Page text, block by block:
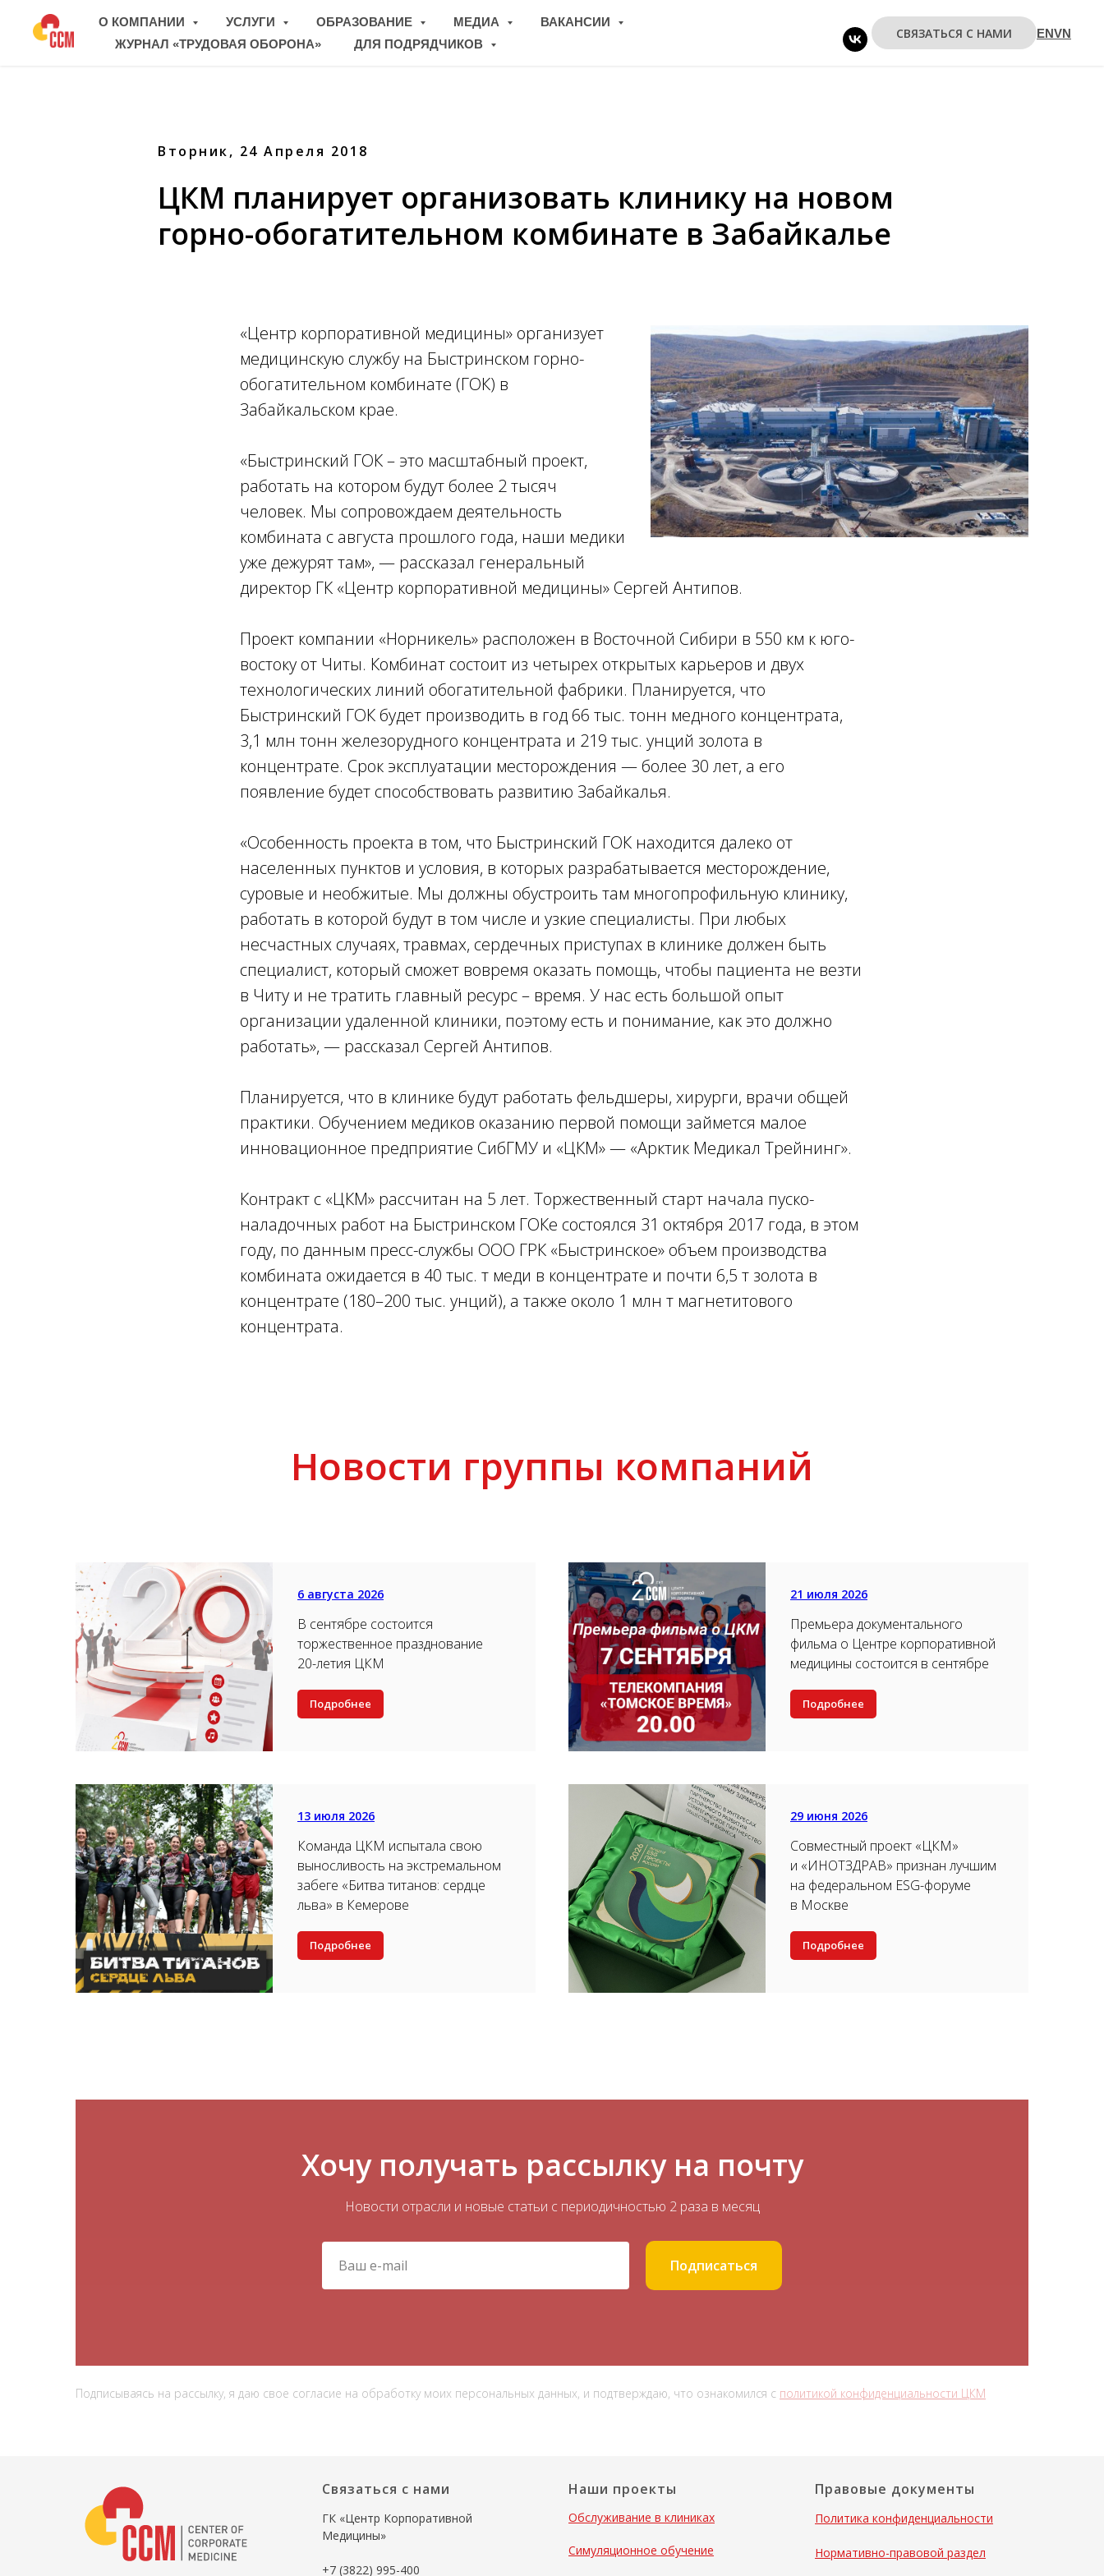
О КОМПАНИИ УСЛУГИ ОБРАЗОВАНИЕ МЕДИА
ВАКАНСИИ
ЖУРНАЛ «ТРУДОВАЯ ОБОРОНА»
ДЛЯ ПОДРЯДЧИКОВ
СВЯЗАТЬСЯ С НАМИ ENVN
Вторник, 24 Апреля 2018
ЦКМ планирует организовать клинику на новом
горно-обогатительном комбинате в Забайкалье
«Центр корпоративной медицины» организует
медицинскую службу на Быстринском горно-
обогатительном комбинате (ГОК) в
Забайкальском крае.
«Быстринский ГОК – это масштабный проект,
работать на котором будут более 2 тысяч
человек. Мы сопровождаем деятельность
комбината с августа прошлого года, наши медики
уже дежурят там», — рассказал генеральный
директор ГК «Центр корпоративной медицины» Сергей Антипов.
Проект компании «Норникель» расположен в Восточной Сибири в 550 км к юго-
востоку от Читы. Комбинат состоит из четырех открытых карьеров и двух
технологических линий обогатительной фабрики. Планируется, что
Быстринский ГОК будет производить в год 66 тыс. тонн медного концентрата,
3,1 млн тонн железорудного концентрата и 219 тыс. унций золота в
концентрате. Срок эксплуатации месторождения — более 30 лет, а его
появление будет способствовать развитию Забайкалья.
«Особенность проекта в том, что Быстринский ГОК находится далеко от
населенных пунктов и условия, в которых разрабатывается месторождение,
суровые и необжитые. Мы должны обустроить там многопрофильную клинику,
работать в которой будут в том числе и узкие специалисты. При любых
несчастных случаях, травмах, сердечных приступах в клинике должен быть
специалист, который сможет вовремя оказать помощь, чтобы пациента не везти
в Читу и не тратить главный ресурс – время. У нас есть большой опыт
организации удаленной клиники, поэтому есть и понимание, как это должно
работать», — рассказал Сергей Антипов.
Планируется, что в клинике будут работать фельдшеры, хирурги, врачи общей
практики. Обучением медиков оказанию первой помощи займется малое
инновационное предприятие СибГМУ и «ЦКМ» — «Арктик Медикал Трейнинг».
Контракт с «ЦКМ» рассчитан на 5 лет. Торжественный старт начала пуско-
наладочных работ на Быстринском ГОКе состоялся 31 октября 2017 года, в этом
году, по данным пресс-службы ООО ГРК «Быстринское» объем производства
комбината ожидается в 40 тыс. т меди в концентрате и почти 6,5 т золота в
концентрате (180–200 тыс. унций), а также около 1 млн т магнетитового
концентрата.
Новости группы компаний
6 августа 2026
В сентябре состоится
торжественное празднование
20-летия ЦКМ
Подробнее
21 июля 2026
Премьера документального
фильма о Центре корпоративной
медицины состоится в сентябре
Подробнее
13 июля 2026
Команда ЦКМ испытала свою
выносливость на экстремальном
забеге «Битва титанов: сердце
льва» в Кемерове
Подробнее
29 июня 2026
Совместный проект «ЦКМ»
и «ИНОТЗДРАВ» признан лучшим
на федеральном ESG-форуме
в Москве
Подробнее
Хочу получать рассылку на почту
Новости отрасли и новые статьи с периодичностью 2 раза в месяц
Подписаться
Подписываясь на рассылку, я даю свое согласие на обработку моих персональных данных, и подтверждаю, что ознакомился с политикой конфиденциальности ЦКМ
Связаться с нами
ГК «Центр Корпоративной
Медицины»
+7 (3822) 995-400
Наши проекты
Обслуживание в клиниках
Симуляционное обучение
Правовые документы
Политика конфиденциальности
Нормативно-правовой раздел